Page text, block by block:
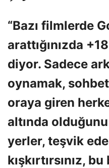
“Bazı filmlerde
arattığınızda
diyor. Sadece
oynamak,
oraya giren
altında
yerler, teşvik
kışkırtırsınız,